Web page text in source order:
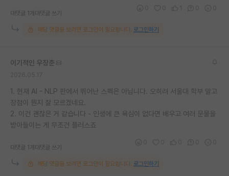
대댓글 1개 대댓글 쓰기
해당 댓글을 보려면 로그인이 필요합니다. 로그인하기
이기적인 우장춘
1. 현재 AI - NLP 판에서 뛰어난 스펙은 아닙니다. 오히려 서울대 학부 말고
장점이 뭔지 잘 모르겠네요.
2. 이건 괜찮은 거 같습니다 - 인생에 큰 욕심이 없다면 배우고 여러 문물을
받아들이는 게 무조건 플러스죠
대댓글 1개 대댓글 쓰기
해당 댓글을 보려면 로그인이 필요합니다. 로그인하기